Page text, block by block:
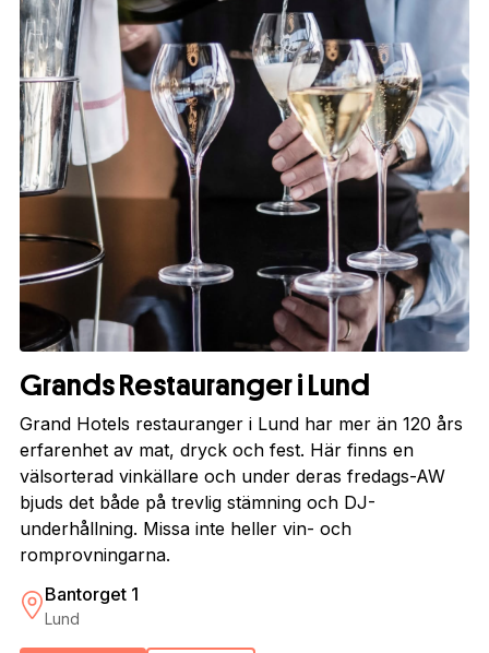
Grands Restauranger i Lund
Grand Hotels restauranger i Lund har mer än 120 års
erfarenhet av mat, dryck och fest. Här finns en
välsorterad vinkällare och under deras fredags-AW
bjuds det både på trevlig stämning och DJ-
underhållning. Missa inte heller vin- och
romprovningarna.
Bantorget 1
Lund